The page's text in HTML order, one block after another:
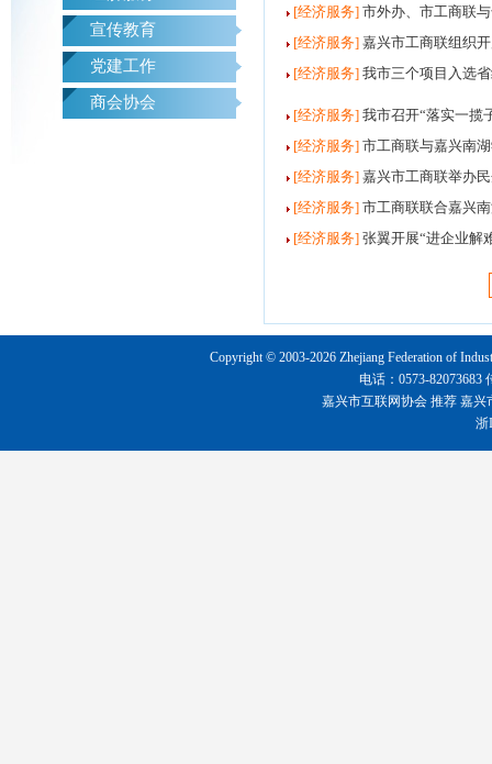
宣传教育
党建工作
商会协会
[经济服务] 市外办、市工商联
[经济服务] 嘉兴市工商联组织
[经济服务] 我市三个项目入选
[经济服务] 我市召开“落实一揽
[经济服务] 市工商联与嘉兴南
[经济服务] 嘉兴市工商联举办
[经济服务] 市工商联联合嘉兴
[经济服务] 张翼开展“进企业解
Copyright © 2003-2026 Zhejiang Federation of
电话：0573-82073683
嘉兴市互联网协会 推荐嘉兴
浙